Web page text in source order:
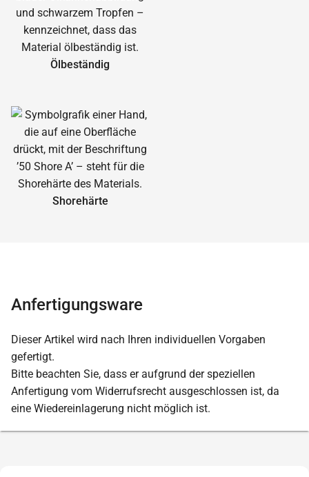
Ölbeständig
Shorehärte
Anfertigungsware
Dieser Artikel wird nach Ihren individuellen Vorgaben
gefertigt.
Bitte beachten Sie, dass er aufgrund der speziellen
Anfertigung vom Widerrufsrecht ausgeschlossen ist, da
eine Wiedereinlagerung nicht möglich ist.